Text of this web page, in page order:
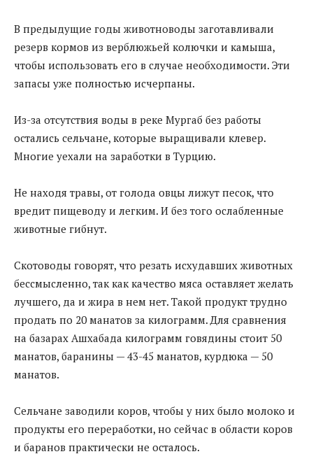
В предыдущие годы животноводы заготавливали
резерв кормов из верблюжьей колючки и камыша,
чтобы использовать его в случае необходимости. Эти
запасы уже полностью исчерпаны.
Из-за отсутствия воды в реке Мургаб без работы
остались сельчане, которые выращивали клевер.
Многие уехали на заработки в Турцию.
Не находя травы, от голода овцы лижут песок, что
вредит пищеводу и легким. И без того ослабленные
животные гибнут.
Скотоводы говорят, что резать исхудавших животных
бессмысленно, так как качество мяса оставляет желать
лучшего, да и жира в нем нет. Такой продукт трудно
продать по 20 манатов за килограмм. Для сравнения
на базарах Ашхабада килограмм говядины стоит 50
манатов, баранины — 43-45 манатов, курдюка — 50
манатов.
Сельчане заводили коров, чтобы у них было молоко и
продукты его переработки, но сейчас в области коров
и баранов практически не осталось.